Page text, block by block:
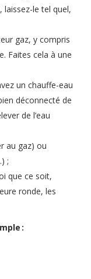
laissez-le tel quel,
gaz, y compris
Faites cela à une
un chauffe-eau
déconnecté de
de l’eau
au gaz) ou
;
que ce soit,
ronde, les
: